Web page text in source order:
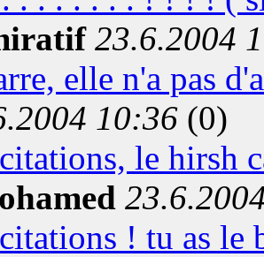
23.6.2004
elle n'a pas
10:36 (0)
le hirsh
! tu as le